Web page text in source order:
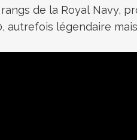
de la Royal Navy,
légendaire